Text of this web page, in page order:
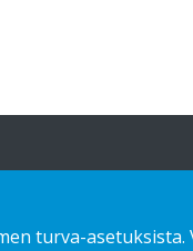
Ota yhteyttä!
Tietosuojaseloste
turva-